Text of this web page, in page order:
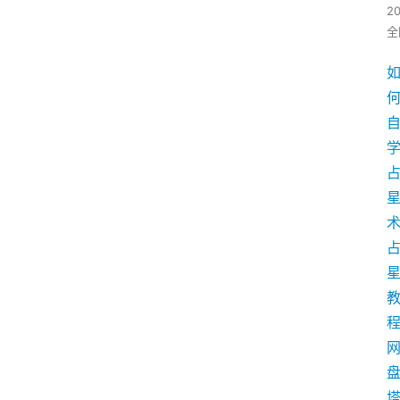
如
何
自
学
占
星
术
占
星
教
程
网
盘